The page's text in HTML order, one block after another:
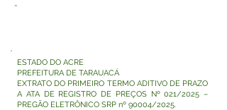
-
ESTADO DO ACRE
PREFEITURA DE TARAUACÁ
EXTRATO DO PRIMEIRO TERMO ADITIVO DE PRAZO
A ATA DE REGISTRO DE PREÇOS Nº 021/2025 –
PREGÃO ELETRÔNICO SRP nº 90004/2025.